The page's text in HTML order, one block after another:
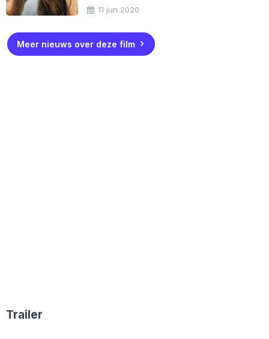
11 jun 2020
Meer nieuws over deze film
Trailer